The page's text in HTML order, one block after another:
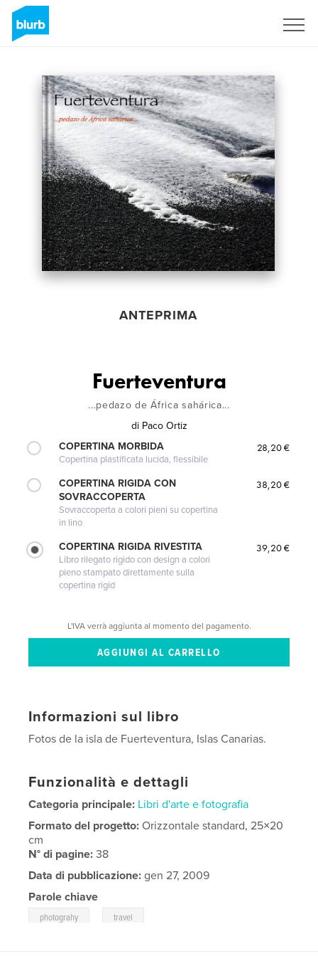
ANTEPRIMA
Fuerteventura
...pedazo de África sahárica...
di Paco Ortiz
COPERTINA MORBIDA
Copertina plastificata lucida, flessibile
28,20 €
COPERTINA RIGIDA CON
SOVRACCOPERTA
Sovraccoperta a colori pieni su copertina
in lino
38,20 €
COPERTINA RIGIDA RIVESTITA
Libro rilegato rigido con design a colori
pieno stampato direttamente sulla
copertina rigid
39,20 €
L'IVA verrà aggiunta al momento del pagamento.
Informazioni sul libro
Fotos de la isla de Fuerteventura, Islas Canarias.
Funzionalità e dettagli
Categoria principale: Libri d'arte e fotografia
Formato del progetto:Orizzontale standard, 25×20
cm
N° di pagine:38
Data di pubblicazione: gen 27, 2009
Parole chiave
photograhy travel